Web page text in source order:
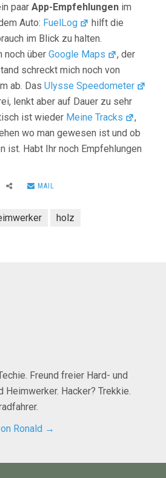
paar App-Empfehlungen im
Auto: FuelLog
hilft die
im Blick zu halten.
noch über Google Maps
, der
schreckt mich noch von
ab. Das Ulysse Speedometer
lenkt aber auf Dauer zu sehr
ist wieder Meine Tracks
,
wo man gewesen ist und ob
ist. Habt Ihr noch Empfehlungen
MAIL
holz
Freund freier Hard- und
Heimwerker. Hacker? Trekkie.
Ronald →